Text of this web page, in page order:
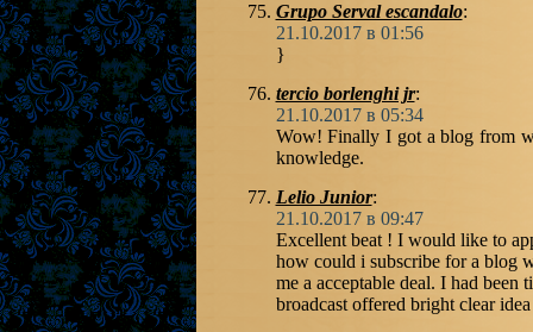
Grupo Serval escandalo:
21.10.2017 в 01:56
}
tercio borlenghi jr:
21.10.2017 в 05:34
Wow! Finally I got a blog from
knowledge.
Lelio Junior:
21.10.2017 в 09:47
Excellent beat ! I would like to
how could i subscribe for a blog
me a acceptable deal. I had been
broadcast offered bright clear idea